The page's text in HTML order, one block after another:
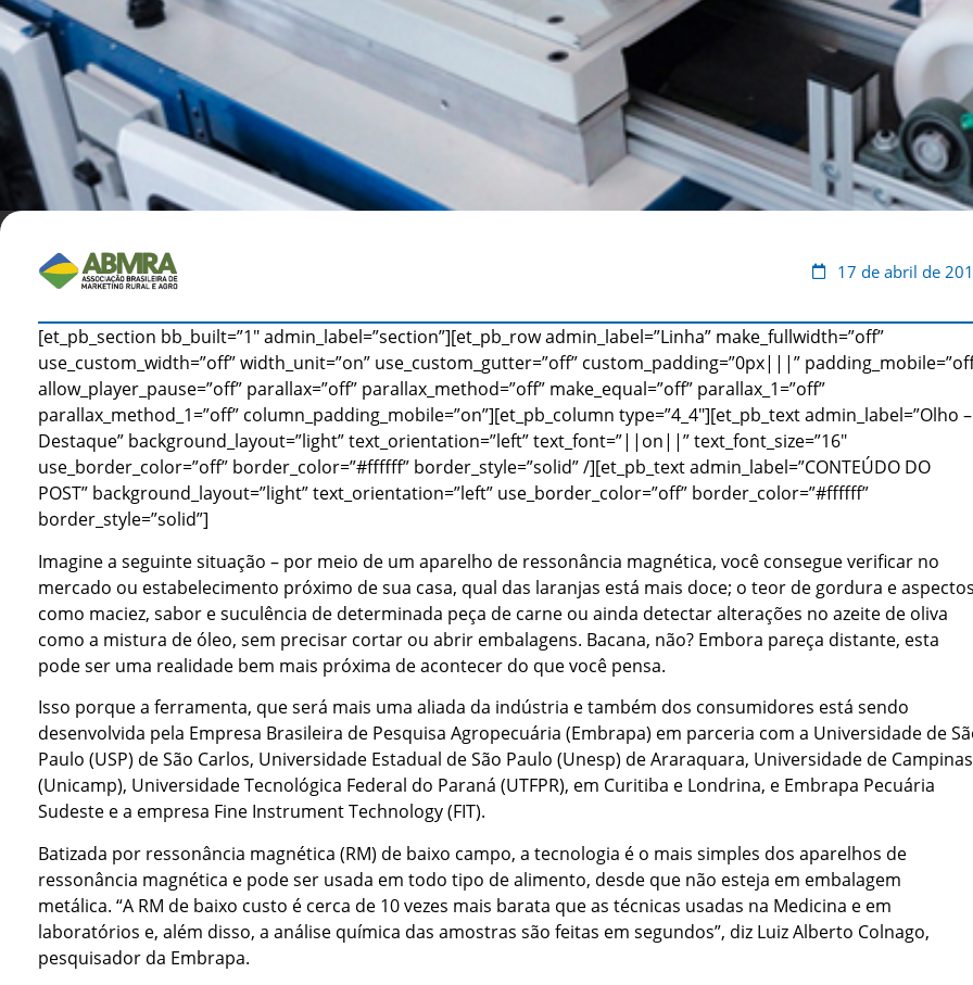
17 de abril de
[et_pb_section bb_built=”1″ admin_label=”section”][et_pb_row admin_label=”Linha” make_fullwidth=”off”
use_custom_width=”off” width_unit=”on” use_custom_gutter=”off” custom_padding=”0px|||”
allow_player_pause=”off” parallax=”off” parallax_method=”off” make_equal=”off” parallax_1=”off”
parallax_method_1=”off” column_padding_mobile=”on”][et_pb_column type=”4_4″][et_pb_text admin_label=”Olho –
Destaque” background_layout=”light” text_orientation=”left” text_font=”||on||” text_font_size=”16″
use_border_color=”off” border_color=”#ffffff” border_style=”solid” /][et_pb_text admin_label=”CONTEÚDO DO
POST” background_layout=”light” text_orientation=”left” use_border_color=”off” border_color=”#ffffff”
border_style=”solid”]
Imagine a seguinte situação – por meio de um aparelho de ressonância magnética, você consegue verificar no
mercado ou estabelecimento próximo de sua casa, qual das laranjas está mais doce; o teor de gordura e
como maciez, sabor e suculência de determinada peça de carne ou ainda detectar alterações no azeite de oliva
como a mistura de óleo, sem precisar cortar ou abrir embalagens. Bacana, não? Embora pareça distante, esta
pode ser uma realidade bem mais próxima de acontecer do que você pensa.
Isso porque a ferramenta, que será mais uma aliada da indústria e também dos consumidores está sendo
desenvolvida pela Empresa Brasileira de Pesquisa Agropecuária (Embrapa) em parceria com a Universidade de
Paulo (USP) de São Carlos, Universidade Estadual de São Paulo (Unesp) de Araraquara, Universidade de Campinas
(Unicamp), Universidade Tecnológica Federal do Paraná (UTFPR), em Curitiba e Londrina, e Embrapa Pecuária
Sudeste e a empresa Fine Instrument Technology (FIT).
Batizada por ressonância magnética (RM) de baixo campo, a tecnologia é o mais simples dos aparelhos de
ressonância magnética e pode ser usada em todo tipo de alimento, desde que não esteja em embalagem
metálica. “A RM de baixo custo é cerca de 10 vezes mais barata que as técnicas usadas na Medicina e em
laboratórios e, além disso, a análise química das amostras são feitas em segundos”, diz Luiz Alberto Colnago,
pesquisador da Embrapa.